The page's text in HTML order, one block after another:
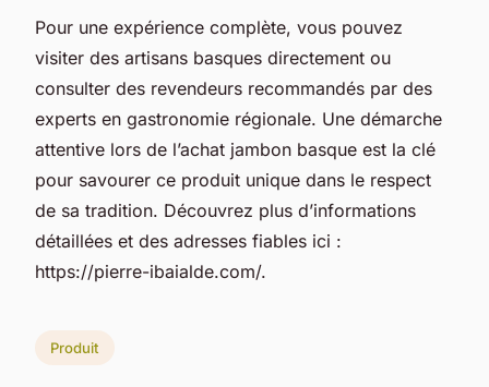
Pour une expérience complète, vous pouvez
visiter des artisans basques directement ou
consulter des revendeurs recommandés par des
experts en gastronomie régionale. Une démarche
attentive lors de l’achat jambon basque est la clé
pour savourer ce produit unique dans le respect
de sa tradition. Découvrez plus d’informations
détaillées et des adresses fiables ici :
https://pierre-ibaialde.com/.
Produit